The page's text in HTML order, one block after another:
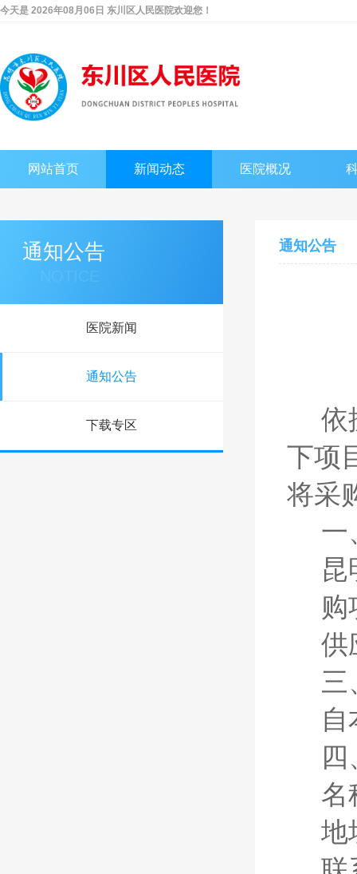
今天是 2026年08月06日 东川区人民医院欢迎您！
网站首页 新闻动态 医院概况
通知公告
医院新闻
通知公告
下载专区
通知公告
依
下项
将采
一
购
供
三
自
四
名
地